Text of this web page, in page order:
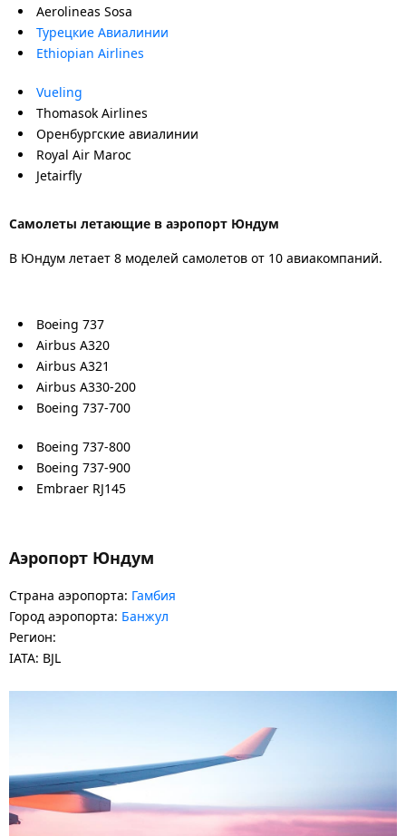
Aerolineas Sosa
Турецкие Авиалинии
Ethiopian Airlines
Vueling
Thomasok Airlines
Оренбургские авиалинии
Royal Air Maroc
Jetairfly
Самолеты летающие в аэропорт Юндум
В Юндум летает 8 моделей самолетов от 10 авиакомпаний.
Boeing 737
Airbus A320
Airbus A321
Airbus A330-200
Boeing 737-700
Boeing 737-800
Boeing 737-900
Embraer RJ145
Аэропорт Юндум
Страна аэропорта: Гамбия
Город аэропорта: Банжул
Регион:
IATA: BJL